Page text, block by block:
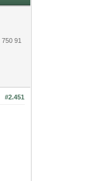
91
#2.451